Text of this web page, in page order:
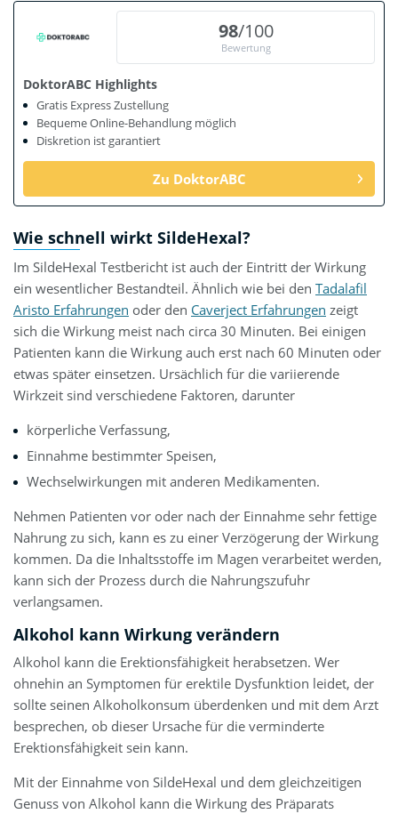
98/100
Bewertung
DoktorABC Highlights
Gratis Express Zustellung
Bequeme Online-Behandlung möglich
Diskretion ist garantiert
Zu DoktorABC
Wie schnell wirkt SildeHexal?
Im SildeHexal Testbericht ist auch der Eintritt der Wirkung
ein wesentlicher Bestandteil. Ähnlich wie bei den Tadalafil
Aristo Erfahrungen oder den Caverject Erfahrungen zeigt
sich die Wirkung meist nach circa 30 Minuten. Bei einigen
Patienten kann die Wirkung auch erst nach 60 Minuten oder
etwas später einsetzen. Ursächlich für die variierende
Wirkzeit sind verschiedene Faktoren, darunter
körperliche Verfassung,
Einnahme bestimmter Speisen,
Wechselwirkungen mit anderen Medikamenten.
Nehmen Patienten vor oder nach der Einnahme sehr fettige
Nahrung zu sich, kann es zu einer Verzögerung der Wirkung
kommen. Da die Inhaltsstoffe im Magen verarbeitet werden,
kann sich der Prozess durch die Nahrungszufuhr
verlangsamen.
Alkohol kann Wirkung verändern
Alkohol kann die Erektionsfähigkeit herabsetzen. Wer
ohnehin an Symptomen für erektile Dysfunktion leidet, der
sollte seinen Alkoholkonsum überdenken und mit dem Arzt
besprechen, ob dieser Ursache für die verminderte
Erektionsfähigkeit sein kann.
Mit der Einnahme von SildeHexal und dem gleichzeitigen
Genuss von Alkohol kann die Wirkung des Präparats